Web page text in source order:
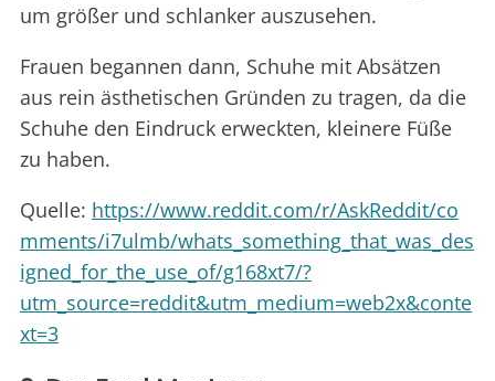
um größer und schlanker auszusehen.
Frauen begannen dann, Schuhe mit Absätzen
aus rein ästhetischen Gründen zu tragen, da die
Schuhe den Eindruck erweckten, kleinere Füße
zu haben.
Quelle: https://www.reddit.com/r/AskReddit/co
mments/i7ulmb/whats_something_that_was_des
igned_for_the_use_of/g168xt7/?
utm_source=reddit&utm_medium=web2x&conte
xt=3